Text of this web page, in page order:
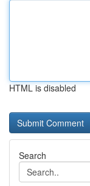
HTML is disabled
Search